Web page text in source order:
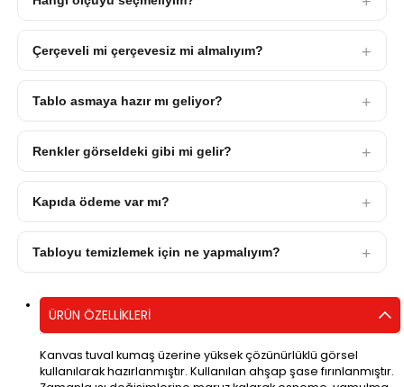
Çerçeveli mi çerçevesiz mi almalıyım?
Tablo asmaya hazır mı geliyor?
Renkler görseldeki gibi mi gelir?
Kapıda ödeme var mı?
Tabloyu temizlemek için ne yapmalıyım?
ÜRÜN ÖZELLIKLERI
Kanvas tuval kumaş üzerine yüksek çözünürlüklü görsel
kullanılarak hazırlanmıştır. Kullanılan ahşap şase fırınlanmıştır.